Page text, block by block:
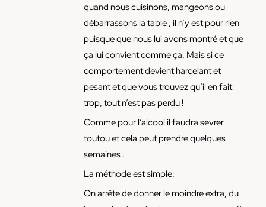
quand nous cuisinons, mangeons ou
débarrassons la table , il n’y est pour rien
puisque que nous lui avons montré et que
ça lui convient comme ça. Mais si ce
comportement devient harcelant et
pesant et que vous trouvez qu’il en fait
trop, tout n’est pas perdu !
Comme pour l’alcool il faudra sevrer
toutou et cela peut prendre quelques
semaines .
La méthode est simple:
On arrête de donner le moindre extra, du